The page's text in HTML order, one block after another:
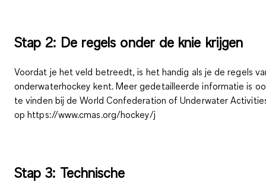
Stap 2: De regels onder de knie krijgen
Voordat je het veld betreedt, is het handig als jede regels
onderwaterhockey kent. Meer gedetailleerde informatie is
te vinden bij de World Confederation of Underwater
op https://www.cmas.org/hockey/j
Stap 3: Technische